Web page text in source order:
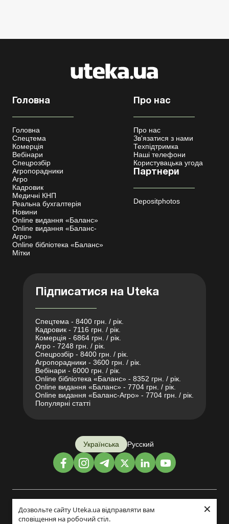
Дозвольте сайту Uteka.ua відправляти вам
сповіщення на робочий стіл.
×
Головна
Головна
Спецтема
Комерція
Вебінари
Спецрозбір
Агропорадники
Агро
Кадровик
Медичні КНП
Реальна бухгалтерія
Новини
Online видання «Баланс»
Online видання «Баланс-
Агро»
Online бібліотека «Баланс»
Мітки
Про нас
Про нас
Зв'язатися з нами
Техпідтримка
Наші телефони
Користувацька угода
Партнери
Depositphotos
Підписатися на Uteka
Спецтема - 8400 грн. / рік.
Кадровик - 7116 грн. / рік.
Комерція - 6864 грн. / рік.
Агро - 7248 грн. / рік.
Спецрозбір - 8400 грн. / рік.
Агропорадники - 3600 грн. / рік.
Вебінари - 6000 грн. / рік.
Online бібліотека «Баланс» - 8352 грн. / рік.
Online видання «Баланс» - 7704 грн. / рік.
Online видання «Баланс-Агро» - 7704 грн. / рік.
Популярні статті
Українська Русский
Дизайн і розробка: